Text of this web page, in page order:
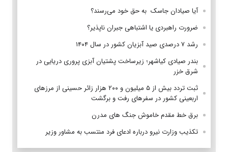
آیا صیادان جاسک به حق خود می‌رسند؟
ضرورت راهبردی یا اشتباهی جبران ناپذیر؟
رشد ۷ درصدی صید آبزیان کشور در سال ۱۴۰۴
بندر صیادی کیاشهر؛ زیرساخت پشتیان آبزی پروری دریایی در
شرق خزر
ثبت تردد بیش از ۵ میلیون و ۲۰۰ هزار زائر حسینی از مرزهای
اربعینی کشور در سفرهای رفت و برگشت
برق خط مقدم خاموش جنگ های مدرن
تکذیب وزارت نیرو درباره ادعای فرد منتسب به مشاور وزیر